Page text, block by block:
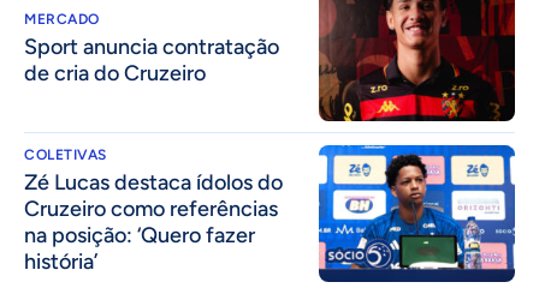
MERCADO
Sport anuncia contratação
de cria do Cruzeiro
COLETIVAS
Zé Lucas destaca ídolos do
Cruzeiro como referências
na posição: ‘Quero fazer
história’